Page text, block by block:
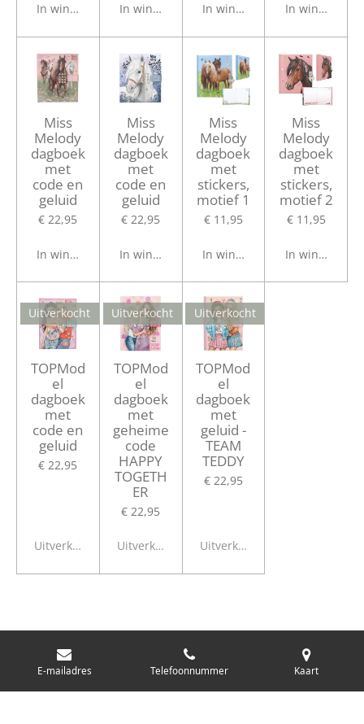
In winkelwagenIn winkelwagenIn winkelwagenIn
Miss
Melody
dagboek
met
code en
geluid
€ 22,95
In winkelwagen
Miss
Melody
dagboek
met
code en
geluid
€ 22,95
In winkelwagen
Miss
Melody
dagboek
met
stickers,
motief 1
€ 11,95
In winkelwagen
Miss
Melody
dagboek
met
stickers,
motief 2
€ 11,95
In
Uitverkocht
TOPMod
el
dagboek
met
code en
geluid
€ 22,95
Uitverkocht
Uitverkocht
TOPMod
el
dagboek
met
geheime
code
HAPPY
TOGETH
ER
€ 22,95
Uitverkocht
Uitverkocht
TOPMod
el
dagboek
met
geluid -
TEAM
TEDDY
€ 22,95
Uitverkocht
BABY EN PEUTER BOEKEN >>>
E-mailadres Telefoonnummer Kaart